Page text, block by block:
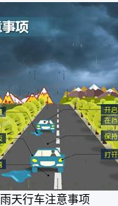
雨天行车注意事项